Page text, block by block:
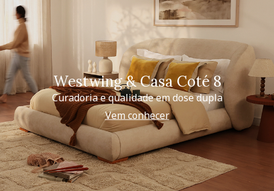
Westwing & Casa Coté 8
Curadoria e qualidade em dose dupla
Vem conhecer